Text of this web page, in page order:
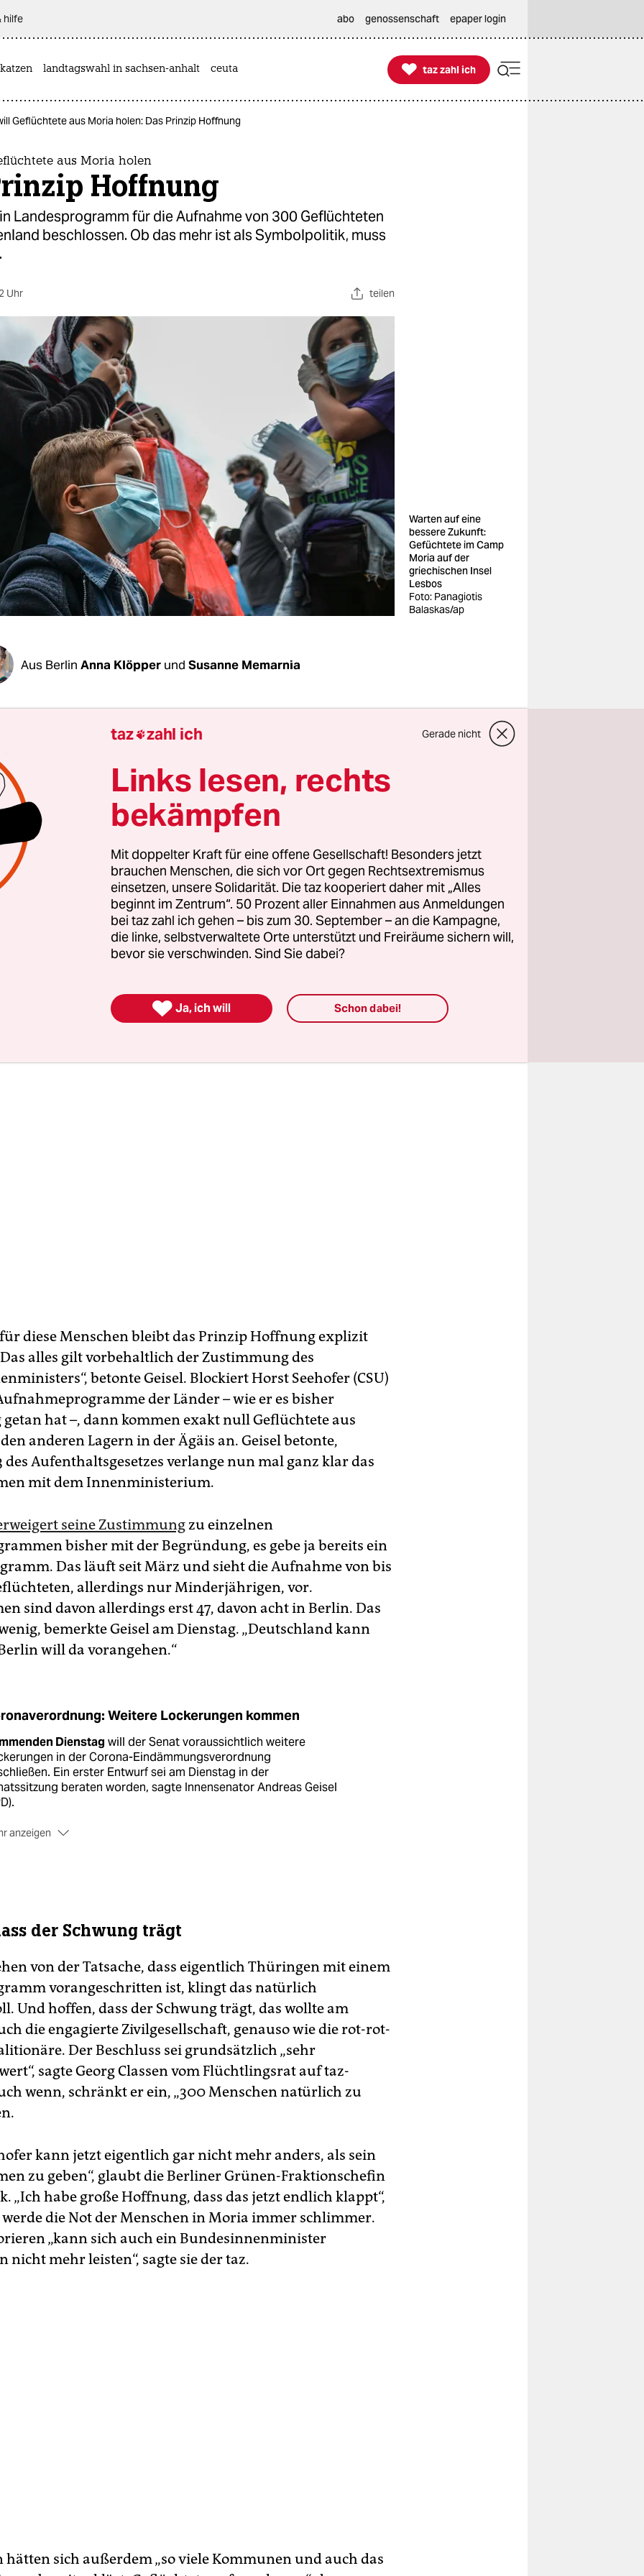
hilfe abo genossenschaft epaper login
katzen landtagswahl in sachsen-anhalt ceuta 
taz zahl ich
taz zahl ich
Geflüchtete aus Moria holen: Das Prinzip Hoffnung
aus Moria holen
Hoffnung
Landesprogramm für die Aufnahme von 300 Geflüchteten
beschlossen. Ob das mehr ist als Symbolpolitik, muss
Uhr teilen
Warten auf eine
bessere Zukunft:
Gefüchtete im Camp
Moria auf der
griechischen Insel
Lesbos
Foto: Panagiotis
Balaskas/ap
Aus Berlin Anna Klöpper und Susanne Memarnia
man Menschen in Notlage helfen könne, sagte
Andreas Geisel (SPD) am Dienstag in der
nach der Senatssitzung, dann müsse man das auch
konkret damit meint: Der Senat hat nun doch –
Innensenator selbst lange gezögerthatte –, ein eigenes
für 300 Menschen beschlossen, die sich
völlig überfüllten Flüchtlingslagern auf den
Inseln befinden. „Dort droht eine humanitäre Notlage in
zu kippen und deshalb müssen wir
Geisel seinen Sinneswandel.
allerdings nicht jede*r: Das Landesaufnahmeprogramm
Schwangere und schwerkranke oder traumatisierte
Auch ältere Menschen über 60 Jahren die zur Covid-19-
diese Menschen bleibt das Prinzip Hoffnung explizit
alles gilt vorbehaltlich der Zustimmung des
betonte Geisel. Blockiert Horst Seehofer (CSU)
der Länder – wie er es bisher
getan hat –, dann kommen exakt null Geflüchtete aus
anderen Lagern in der Ägäis an. Geisel betonte,
des Aufenthaltsgesetzes verlange nun mal ganz klar das
mit dem Innenministerium.
seine Zustimmung zu einzelnen
bisher mit der Begründung, es gebe ja bereits ein
Das läuft seit März und sieht die Aufnahme von bis
allerdings nur Minderjährigen, vor.
sind davon allerdings erst 47, davon acht in Berlin. Das
bemerkte Geisel am Dienstag. „Deutschland kann
will da vorangehen.“
Weitere Lockerungen kommen
Dienstag will der Senat voraussichtlich weitere
in der Corona-Eindämmungsverordnung
Ein erster Entwurf sei am Dienstag in der
beraten worden, sagte Innensenator Andreas Geisel
anzeigen
Bußgeldbei Verstößen gegen die Pflicht, einen Mund-Nasen-
in Bussen und Bahnen zu tragen, werde nach wie vor „sehr
diskutiert“, sagte Geisel. Ob sich eine Mehrheit dafür
müsse man sehen. Grüne und Linke haben sich bisher
ausgesprochen.
Corona-Ampel, das Frühwarnsystem des Senats, werde
am morgigen Mittwoch bei einem Wert auf „gelb“
kündigte Geisel an. Die Reproduktionszahl, die
wie viele andere Menschen eine infizierte Person ansteckt,
beständig gestiegen. Das sei auch auf eine gestiegene
der Schwung trägt
von der Tatsache, dass eigentlich Thüringen mit einem
vorangeschritten ist, klingt das natürlich
Und hoffen, dass der Schwung trägt, das wollte am
die engagierte Zivilgesellschaft, genauso wie die rot-rot-
Der Beschluss sei grundsätzlich „sehr
sagte Georg Classen vom Flüchtlingsrat auf taz-
wenn, schränkt er ein, „300 Menschen natürlich zu
kann jetzt eigentlich gar nicht mehr anders, als sein
zu geben“, glaubt die Berliner Grünen-Fraktionschefin
„Ich habe große Hoffnung, dass das jetzt endlich klappt“,
die Not der Menschen in Moria immer schlimmer.
„kann sich auch ein Bundesinnenminister
nicht mehr leisten“, sagte sie der taz.
hätten sich außerdem „so viele Kommunen und auch das
taz zahl ich Gerade nicht
Links lesen, rechts
bekämpfen
Mit doppelter Kraft für eine offene Gesellschaft! Besonders jetzt
brauchen Menschen, die sich vor Ort gegen Rechtsextremismus
einsetzen, unsere Solidarität. Die taz kooperiert daher mit „Alles
beginnt im Zentrum“. 50 Prozent aller Einnahmen aus Anmeldungen
bei taz zahl ich gehen – bis zum 30. September – an die Kampagne,
die linke, selbstverwaltete Orte unterstützt und Freiräume sichern will,
bevor sie verschwinden. Sind Sie dabei?
 Ja, ich will Schon dabei!